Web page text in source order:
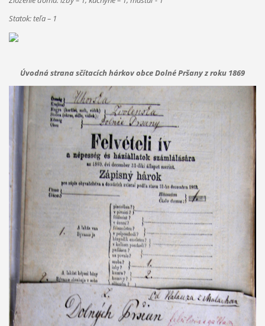
Statok: teľa – 1
Úvodná strana sčítacích hárkov obce Dolné Pršany z roku 1869